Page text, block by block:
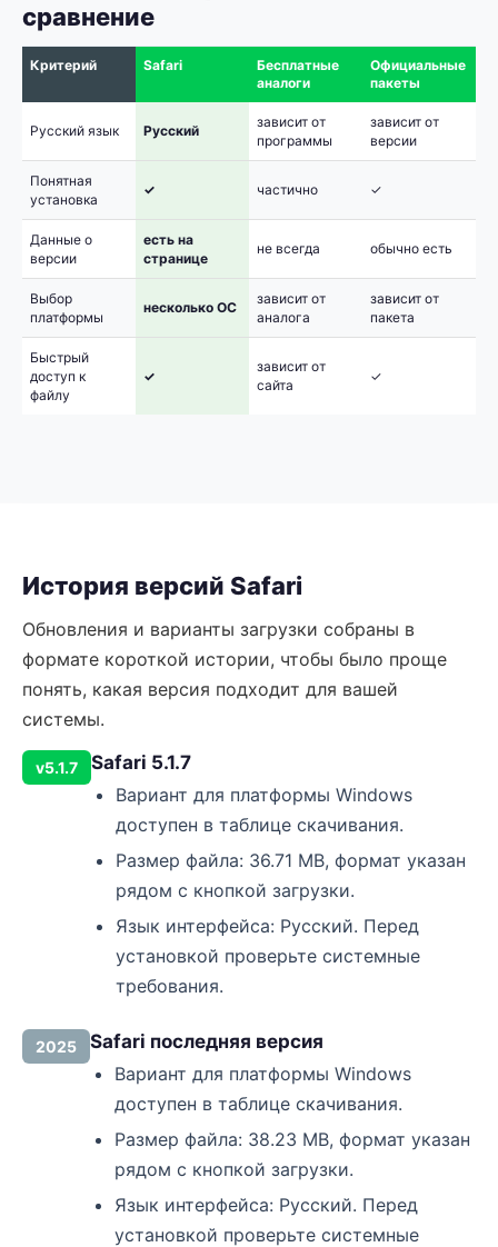
сравнение
Критерий Safari
Бесплатные
аналоги
Официальные
пакеты
Русский язык Русский
зависит от
программы
зависит от
версии
Понятная
установка
✓ частично ✓
Данные о
версии
есть на
странице
не всегда обычно есть
Выбор
платформы
несколько ОС
зависит от
аналога
зависит от
пакета
Быстрый
доступ к
файлу
✓
зависит от
сайта
✓
История версий Safari
Обновления и варианты загрузки собраны в
формате короткой истории, чтобы было проще
понять, какая версия подходит для вашей
системы.
v5.1.7
Safari 5.1.7
Вариант для платформы Windows
доступен в таблице скачивания.
Размер файла: 36.71 MB, формат указан
рядом с кнопкой загрузки.
Язык интерфейса: Русский. Перед
установкой проверьте системные
требования.
2025
Safari последняя версия
Вариант для платформы Windows
доступен в таблице скачивания.
Размер файла: 38.23 MB, формат указан
рядом с кнопкой загрузки.
Язык интерфейса: Русский. Перед
установкой проверьте системные